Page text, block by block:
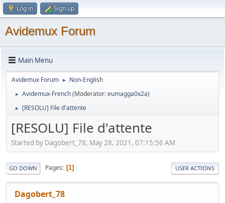
Log in Sign up
Avidemux Forum
Main Menu
Avidemux Forum ► Non-English
► Avidemux-French(Moderator:eumagga0x2a)
► [RESOLU] File d'attente
[RESOLU] File d'attente
Started by Dagobert_78, May 28, 2021, 07:15:56 AM
GO DOWN Pages 1 USER ACTIONS
Dagobert_78